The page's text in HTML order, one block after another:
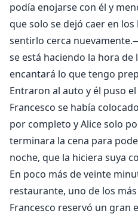
podía enojarse con él y
que solo se dejó caer en
sentirlo cerca
se está haciendo la hora de
encantará lo que tengo
Entraron al auto y él puso
Francesco se había
por completo y Alice solo
terminara la cena para
noche, que la hiciera suya
En poco más de veinte
restaurante, uno de los
Francesco reservó un gran